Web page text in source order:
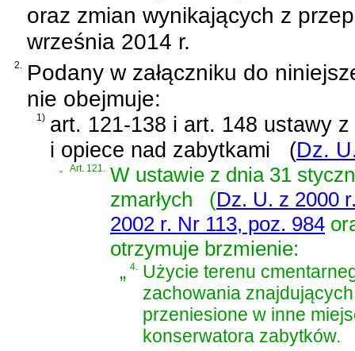
oraz zmian wynikających z
września 2014 r.
2. Podany w załączniku do
nie obejmuje:
1) art. 121-138 i art. 148 ustawy
i opiece nad zabytkami
(Dz.
„ Art. 121. W ustawie z dnia 31
zmarłych
(Dz. U. z 2000
2002 r. Nr 113, poz. 984
otrzymuje brzmienie:
„4. Użycie terenu
zachowania
przeniesione w inne
konserwatora zabytków.